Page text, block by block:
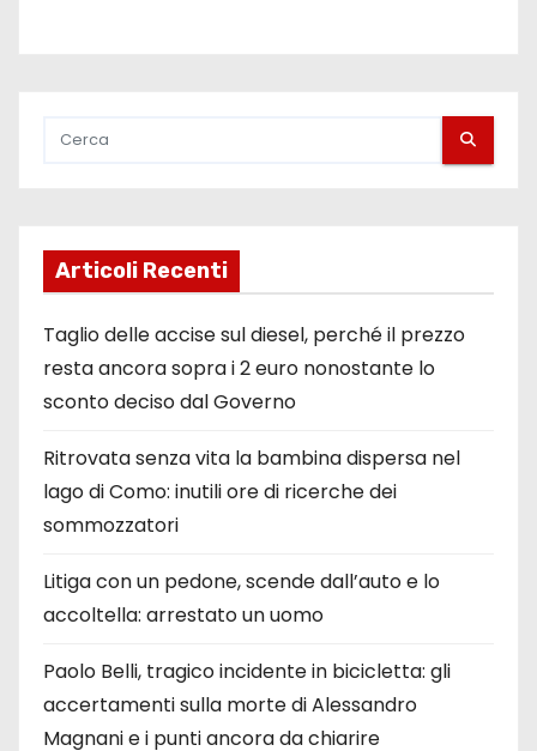
Articoli Recenti
Taglio delle accise sul diesel, perché il prezzo
resta ancora sopra i 2 euro nonostante lo
sconto deciso dal Governo
Ritrovata senza vita la bambina dispersa nel
lago di Como: inutili ore di ricerche dei
sommozzatori
Litiga con un pedone, scende dall’auto e lo
accoltella: arrestato un uomo
Paolo Belli, tragico incidente in bicicletta: gli
accertamenti sulla morte di Alessandro
Magnani e i punti ancora da chiarire